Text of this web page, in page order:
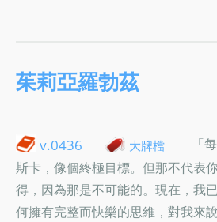
茱莉亞羅勃茲
v.0436 大牌檔
「
斯卡，像個終極目標。但那不代表
得，因為那是不可能的。現在，我
何擁有完整而快樂的思維，對我來